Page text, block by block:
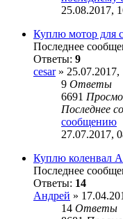
25.08.2017,
Куплю мотор для
Последнее
Ответы: 9
cesar» 25.07.2017,
9 Ответы
6691
Последнее
сообщению
27.07.2017,
Куплю коленвал
Последнее
Ответы: 14
Андрей »
14 Ответы